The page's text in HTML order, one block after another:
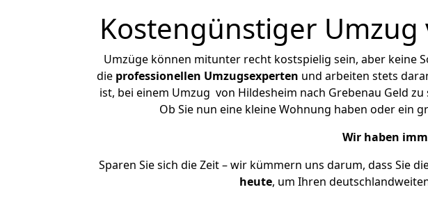
Kostengünstiger
Umzüge können mitunter recht kostspielig sein, aber keine
die professionellen Umzugsexperten und arbeiten stets
ist, bei einem Umzug von Hildesheim nach Grebenau Geld
Ob Sie nun eine kleine Wohnung haben oder ein
Wir haben
Sparen Sie sich die Zeit – wir kümmern uns darum, dass Sie
heute, um Ihren